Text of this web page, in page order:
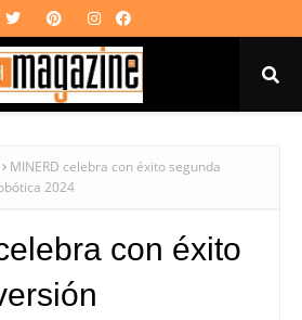
MINERD celebra con éxito segunda
2024
con éxito